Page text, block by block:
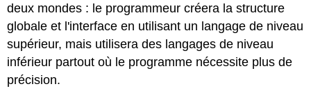
deux mondes : le programmeur créera la structure
globale et l'interface en utilisant un langage de niveau
supérieur, mais utilisera des langages de niveau
inférieur partout où le programme nécessite plus de
précision.